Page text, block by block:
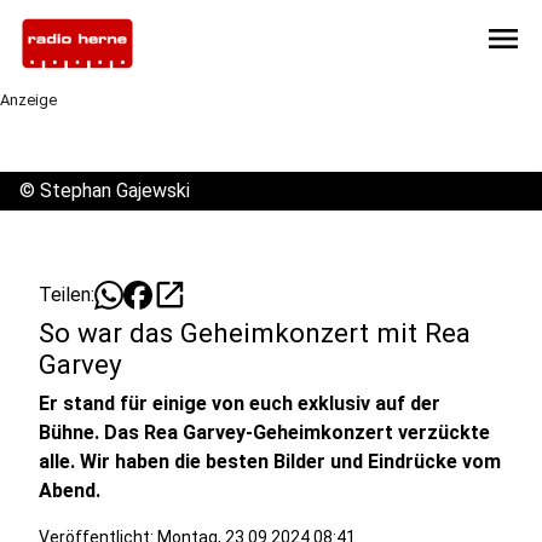
menu
Anzeige
© Stephan Gajewski
Teilen: open_in_new
So war das Geheimkonzert mit Rea
Garvey
Er stand für einige von euch exklusiv auf der
Bühne. Das Rea Garvey-Geheimkonzert verzückte
alle. Wir haben die besten Bilder und Eindrücke vom
Abend.
Veröffentlicht: Montag, 23.09.2024 08:41